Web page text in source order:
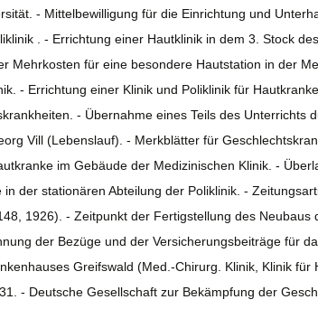
- Mittelbewilligung für die Einrichtung und
. - Errichtung einer Hautklinik in dem 3. Stock
Mehrkosten für eine besondere Hautstation in der
- Errichtung einer Klinik und Poliklinik für
- Übernahme eines Teils des Unterrichts
Vill (Lebenslauf). - Merkblätter für
im Gebäude der Medizinischen Klinik. -
der stationären Abteilung der Poliklinik. -
1926). - Zeitpunkt der Fertigstellung des Neubaus
der Bezüge und der Versicherungsbeiträge für
Greifswald (Med.-Chirurg. Klinik, Klinik für
- Deutsche Gesellschaft zur Bekämpfung der